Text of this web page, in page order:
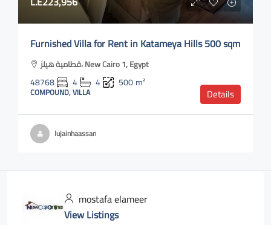
Furnished Villa for Rent in Katameya Hills 500 sqm
قطامية هيلز، New Cairo 1, Egypt
48768 4 4 500m²
COMPOUND, VILLA Details
lujainhaassan
mostafa elameer
View Listings